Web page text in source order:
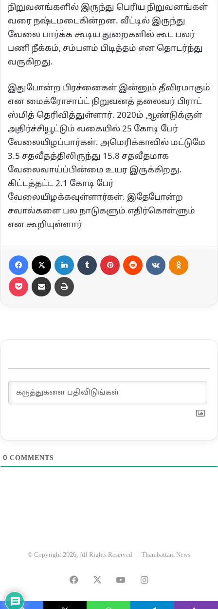
நிறுவனங்களில் இருந்து பெரிய நிறுவனங்கள்
வரை நஷ்டமடைகின்றன. வீட்டில் இருந்து
வேலை பார்க்க கூடிய துறைகளில் கூட பலர்
பணி நீக்கம், சம்பளம் பிடித்தம் என தொடர்ந்து
வருகிறது.
இதுபோன்ற பிரச்னைகள் இன்னும் தீவிரமாகும்
என மைக்ரோசாப்ட் நிறுவனத் தலைவர் பிராட்
ஸ்மித் தெரிவித்துள்ளார். 2020ம் ஆண்டுக்குள்
அதிர்ச்சியூட்டும் வகையில் 25 கோடி பேர்
வேலையிழப்பார்கள். அமெரிக்காவில் மட்டுமே
3.5 சதவீதத்திலிருந்து 15.8 சதவீதமாக
வேலைவாய்ப்பின்மை உயர இருக்கிறது.
கிட்டத்தட்ட 2.1 கோடி பேர்
வேலையிழக்கவுள்ளார்கள். இதேபோன்ற
சவால்களை பல நாடுகளும் எதிர்கொள்ளும்
என கூறியுள்ளார்
0 COMMENTS
© Copyright 2026, All Rights Reserved | Thambattam News
Facebook YouTubeInstagram